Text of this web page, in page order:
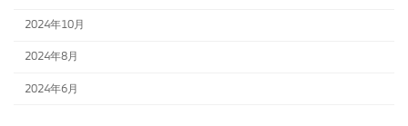
2024年10月
2024年8月
2024年6月